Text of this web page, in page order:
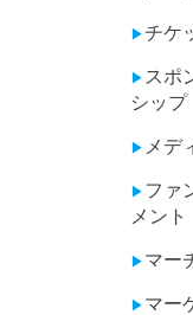
▶チケ
▶ スポ
シップ
▶ メデ
▶ ファ
メント
▶ マー
▶ マー